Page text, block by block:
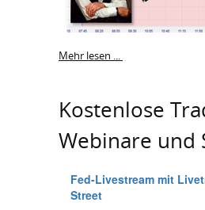
Mehr lesen ...
Kostenlose
Webinare und